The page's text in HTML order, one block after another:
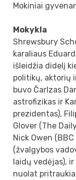
Mokiniai
Mokykla
Shrewsbury
karaliaus
išleidžia didelį
politikų, aktorių
buvo Čarlzas
astrofizikas ir
prezidentas),
Glover (The
Nick Owen
(žvalgybos
laidų vedėjas),
nuolat